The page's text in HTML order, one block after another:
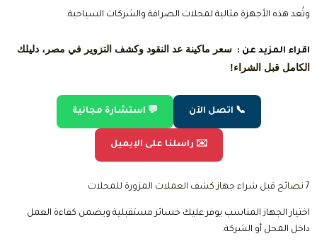
وتُعد هذه الأجهزة مثالية لمحلات الصرافة والشركات السياحية.
اقراء المزيد عن : سعر ماكينة عد النقود وكشف التزوير في مصر، دليلك
الكامل قبل الشراء!
📞 اتصل الآن 💬 استشارة مجانية
✉️ راسلنا على الإيميل
7 نصائح قبل شراء جهاز كشف العملات المزورة للمحلات
اختيار الجهاز المناسب يوفر عليك خسائر مستقبلية ويضمن كفاءة العمل
داخل المحل أو الشركة.